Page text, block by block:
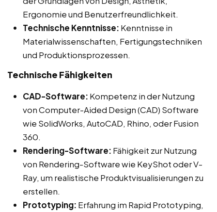
Ergonomie und Benutzerfreundlichkeit.
Technische Kenntnisse: Kenntnisse in
Materialwissenschaften, Fertigungstechniken
und Produktionsprozessen.
Technische Fähigkeiten
CAD-Software: Kompetenz in der Nutzung
von Computer-Aided Design (CAD) Software
wie SolidWorks, AutoCAD, Rhino, oder Fusion
360.
Rendering-Software: Fähigkeit zur Nutzung
von Rendering-Software wie KeyShot oder V-
Ray, um realistische Produktvisualisierungen zu
erstellen.
Prototyping: Erfahrung im Rapid Prototyping,